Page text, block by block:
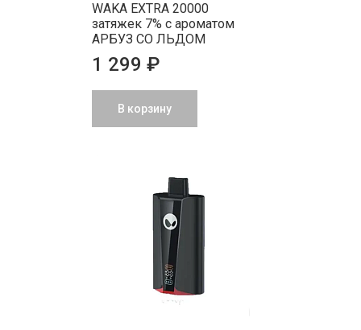
WAKA EXTRA 20000
затяжек 7% с ароматом
АРБУЗ СО ЛЬДОМ
1 299 ₽
В корзину